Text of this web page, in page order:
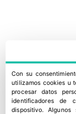
La Asociación
ensayo de pimiento
Con su
utilizamos cookies u
procesar datos
identificadores de
dispositivo.